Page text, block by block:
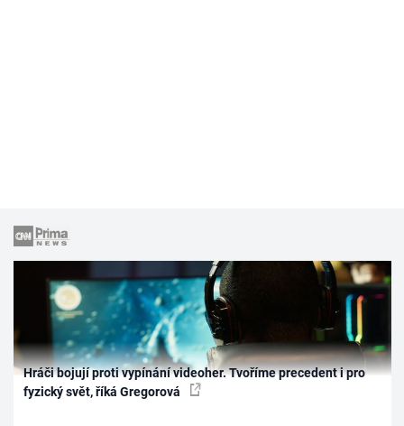
Hráči bojují proti vypínání videoher. Tvoříme precedent i pro
fyzický svět, říká Gregorová